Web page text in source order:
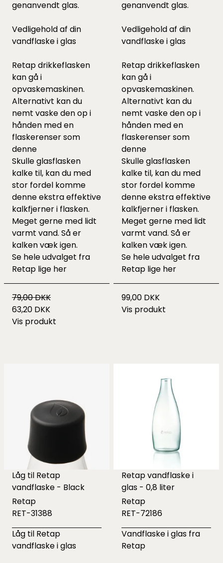
genanvendt glas.
Vedligehold af din
vandflaske i glas
Retap drikkeflasken
kan gå i
opvaskemaskinen.
Alternativt kan du
nemt vaske den op i
hånden med en
flaskerenser som
denne
Skulle glasflasken
kalke til, kan du med
stor fordel komme
denneekstra effektive
kalkfjerner i flasken.
Meget gerne med lidt
varmt vand. Så er
kalken væk igen.
Se hele udvalget fra
Retap lige her
79,00 DKK
63,20 DKK
Vis produkt
genanvendt glas.
Vedligehold af din
vandflaske i glas
Retap drikkeflasken
kan gå i
opvaskemaskinen.
Alternativt kan du
nemt vaske den op i
hånden med en
flaskerenser som
denne
Skulle glasflasken
kalke til, kan du med
stor fordel komme
denneekstra effektive
kalkfjerner i flasken.
Meget gerne med lidt
varmt vand. Så er
kalken væk igen.
Se hele udvalget fra
Retap lige her
99,00 DKK
Vis produkt
Låg til Retap
vandflaske - Black
Retap
RET-31388
Låg til Retap
vandflaske i glas
Retap vandflaske i
glas - 0,8 liter
Retap
RET-72186
Vandflaske i glas fra
Retap